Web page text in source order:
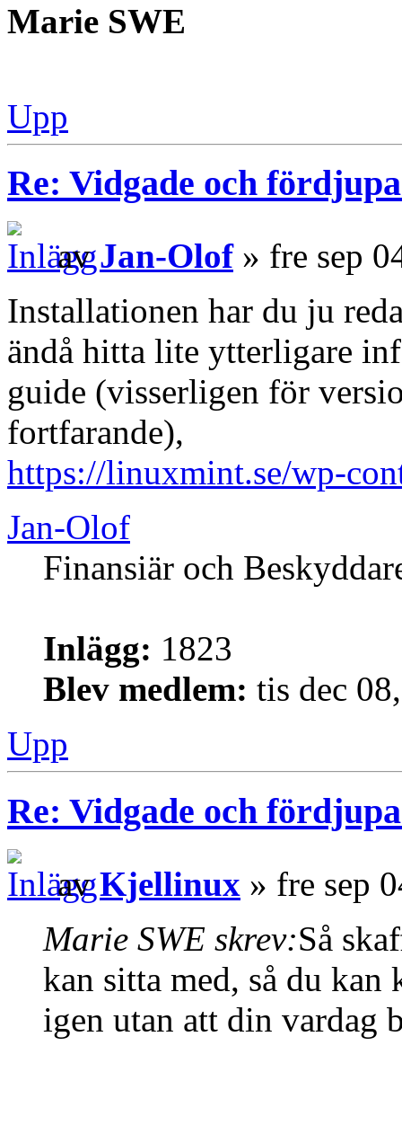
Marie SWE
Upp
Re: Vidgade och
avJan-Olof» fre sep
Installationen har du ju
ändå hitta lite ytterligare
guide (visserligen för
fortfarande),
https://linuxmint.se/wp-
Jan-Olof
Finansiär och
Inlägg: 1823
Blev medlem: tis dec
Upp
Re: Vidgade och
avKjellinux » fre sep
Marie SWE skrev:Så
kan sitta med, så du kan
igen utan att din vardag